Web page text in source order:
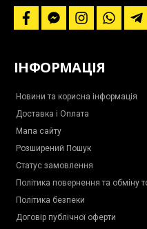
f
a
b
o
f
a
b
o
-
m
e
s
s
e
g
r
i
n
a
g
m
w
h
t
e
-
ІНФОРМАЦІЯ
Новини та корисна інформація
Доставка і Оплата
Мапа сайту
Розширений Пошук
Статус замовлення
Політика повернення та обміну
Політика безпеки
Договір публічної оферти